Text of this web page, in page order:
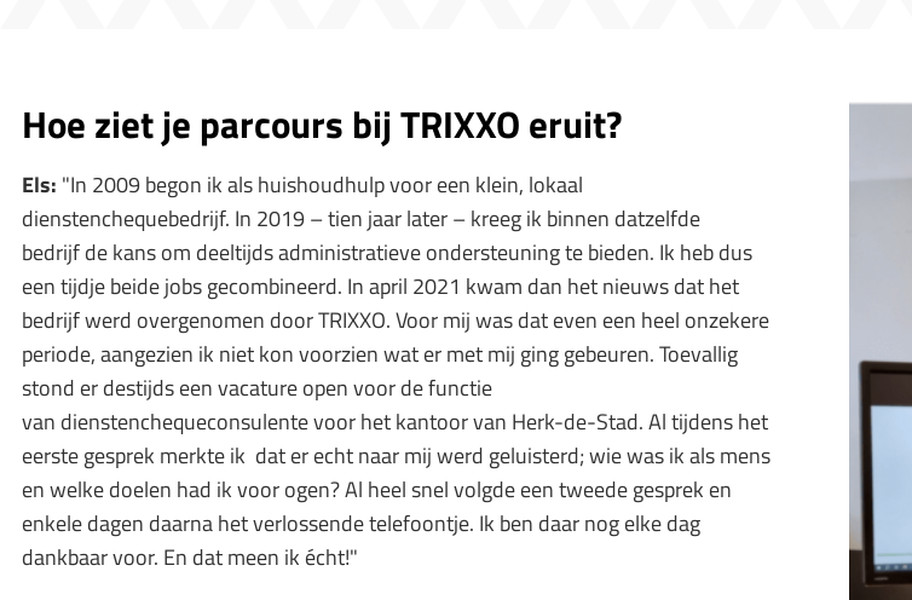
Hoe ziet je parcours bij TRIXXO eruit?
Els: "In 2009 begon ik als huishoudhulp voor een klein, lokaal
dienstenchequebedrijf. In 2019 – tien jaar later – kreeg ik binnen datzelfde
bedrijf de kans om deeltijds administratieve ondersteuning te bieden. Ik heb dus
een tijdje beide jobs gecombineerd. In april 2021 kwam dan het nieuws dat het
bedrijf werd overgenomen door TRIXXO. Voor mij was dat even een heel onzekere
periode, aangezien ik niet kon voorzien wat er met mij ging gebeuren. Toevallig
stond er destijds een vacature open voor de functie
van dienstenchequeconsulente voor het kantoor van Herk­-de-­Stad. Al tijdens het
eerste gesprek merkte ik dat er echt naar mij werd geluisterd; wie was ik als mens
en welke doelen had ik voor ogen? Al heel snel volgde een tweede gesprek en
enkele dagen daarna het verlossende telefoontje. Ik ben daar nog elke dag
dankbaar voor. En dat meen ik écht!"